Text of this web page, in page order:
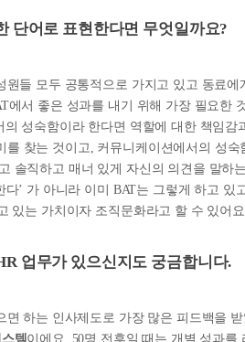
단어로 표현한다면 무엇일까요?
원들 모두 공통적으로 가지고 있고 동료에
에서 좋은 성과를 내기 위해 가장 필요한
의 성숙함이라 한다면 역할에 대한 책임감
를 찾는 것이고, 커뮤니케이션에서의 성숙
솔직하고 매너 있게 자신의 의견을 말하
다’ 가 아니라 이미 BAT는 그렇게 하고 있
있는 가치이자 조직문화라고 할 수 있어
업무가 있으신지도 궁금합니다.
면 하는 인사제도로 가장 많은 피드백을
템 이에요. 50명 전후일 때는 개별 성과를